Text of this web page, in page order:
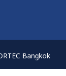
Bangkok